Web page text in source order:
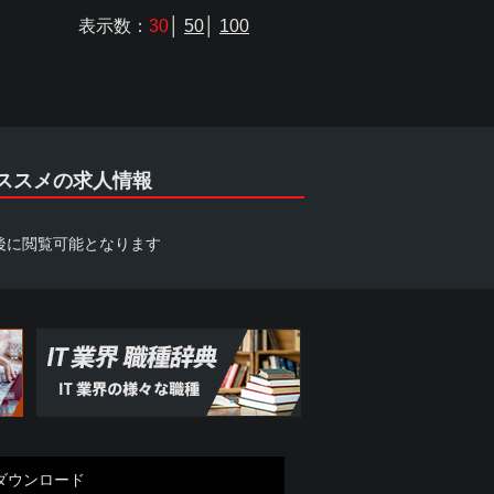
表示数： 30 50 100
スメの求人情報
閲覧可能となります
ウンロード